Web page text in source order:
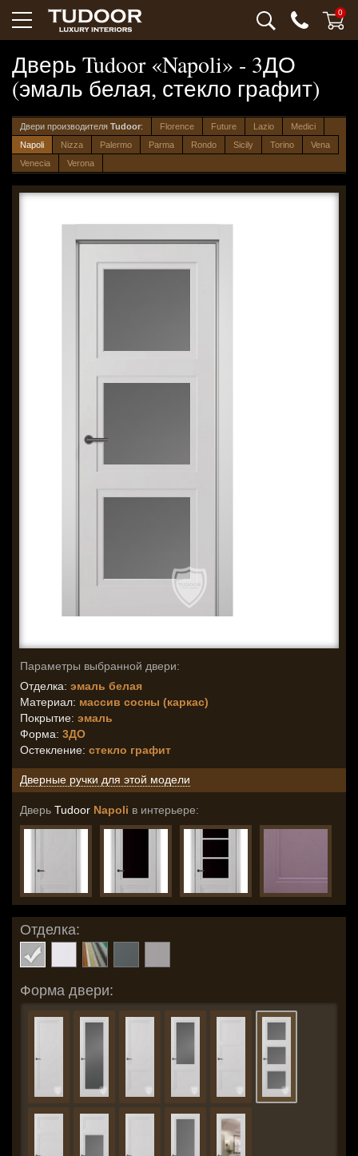
0
Дверь Tudoor «Napoli» - 3ДО
(эмаль белая, стекло графит)
Двери производителя Tudoor: Florence Future Lazio
Medici
Napoli
Nizza Palermo Parma Rondo Sicily Torino
Vena
Venecia
Verona
Параметры выбранной двери:
Отделка: эмаль белая
Материал: массив сосны (каркас)
Покрытие: эмаль
Форма: 3ДО
Остекление: стекло графит
Дверные ручки для этой модели
Дверь Tudoor Napoli в интерьере:
Отделка:
Форма двери: